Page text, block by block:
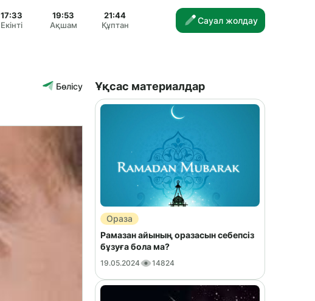
17:33
Екінті
19:53
Ақшам
21:44
Құптан
Сауал жолдау
Бөлісу Ұқсас материалдар
Ораза
Рамазан айының оразасын себепсіз
бұзуға бола ма?
19.05.2024 14824